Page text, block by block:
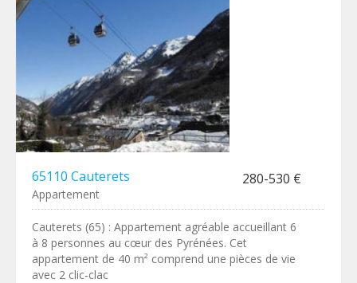
65110 Cauterets 280-530 €
Appartement
Cauterets (65) : Appartement agréable accueillant 6
à 8 personnes au cœur des Pyrénées. Cet
appartement de 40 m² comprend une pièces de vie
avec 2 clic-clac